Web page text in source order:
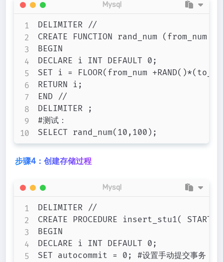
DELIMITER //
CREATE FUNCTION rand_num (from_num
BEGIN
DECLARE i INT DEFAULT 0;
SET i = FLOOR(from_num
RETURN i;
END //
DELIMITER ;
#测试：
Mysql
步骤4：创建存储过程
DELIMITER //
CREATE PROCEDURE insert_stu1(
BEGIN
DECLARE i INT DEFAULT 0;
SET autocommit = 0; #设置手动提交事务
Mysql